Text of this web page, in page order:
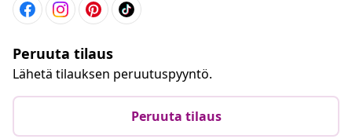
Peruuta tilaus
Lähetä tilauksen peruutuspyyntö.
Peruuta tilaus